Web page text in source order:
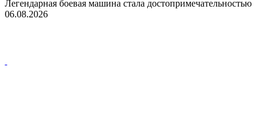
Легендарная боевая машина стала достопримечательностью
06.08.2026